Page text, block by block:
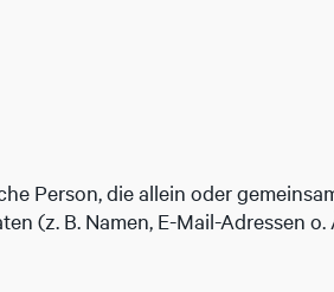
Person, die allein oder
(z. B. Namen, E-Mail-Adressen o.